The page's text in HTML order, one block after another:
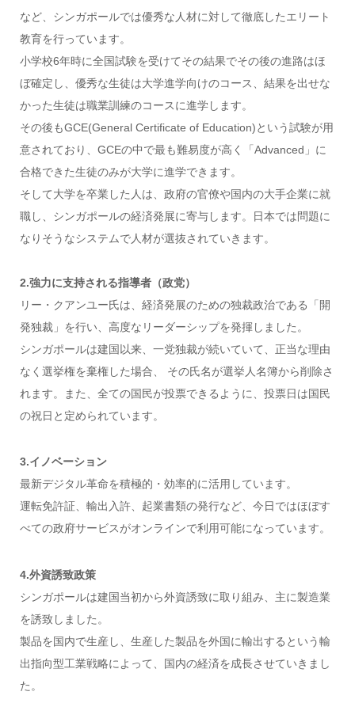
など、シンガポールでは優秀な人材に対して徹底したエリート
教育を行っています。
小学校6年時に全国試験を受けてその結果でその後の進路はほ
ぼ確定し、優秀な生徒は大学進学向けのコース、結果を出せな
かった生徒は職業訓練のコースに進学します。
その後もGCE(General Certificate of Education)という試験が用
意されており、GCEの中で最も難易度が高く「Advanced」に
合格できた生徒のみが大学に進学できます。
そして大学を卒業した人は、政府の官僚や国内の大手企業に就
職し、シンガポールの経済発展に寄与します。日本では問題に
なりそうなシステムで人材が選抜されていきます。
2.強力に支持される指導者（政党）
リー・クアンユー氏は、経済発展のための独裁政治である「開
発独裁」を行い、高度なリーダーシップを発揮しました。
シンガポールは建国以来、一党独裁が続いていて、正当な理由
なく選挙権を棄権した場合、 その氏名が選挙人名簿から削除さ
れます。また、全ての国民が投票できるように、投票日は国民
の祝日と定められています。
3.イノベーション
最新デジタル革命を積極的・効率的に活用しています。
運転免許証、輸出入許、起業書類の発行など、今日ではほぼす
べての政府サービスがオンラインで利用可能になっています。
4.外資誘致政策
シンガポールは建国当初から外資誘致に取り組み、主に製造業
を誘致しました。
製品を国内で生産し、生産した製品を外国に輸出するという輸
出指向型工業戦略によって、国内の経済を成長させていきまし
た。